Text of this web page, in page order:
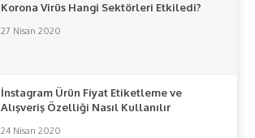
Korona Virüs Hangi Sektörleri Etkiledi?
27 Nisan 2020
İnstagram Ürün Fiyat Etiketleme ve
Alışveriş Özelliği Nasıl Kullanılır
24 Nisan 2020